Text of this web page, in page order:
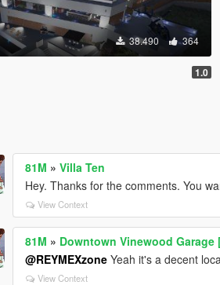
38.490 364
1.0
81M »Villa Ten
Hey. Thanks for the comments. You
View Context
81M » Downtown Vinewood Garage
@REYMEXzone Yeah it's a decent
View Context